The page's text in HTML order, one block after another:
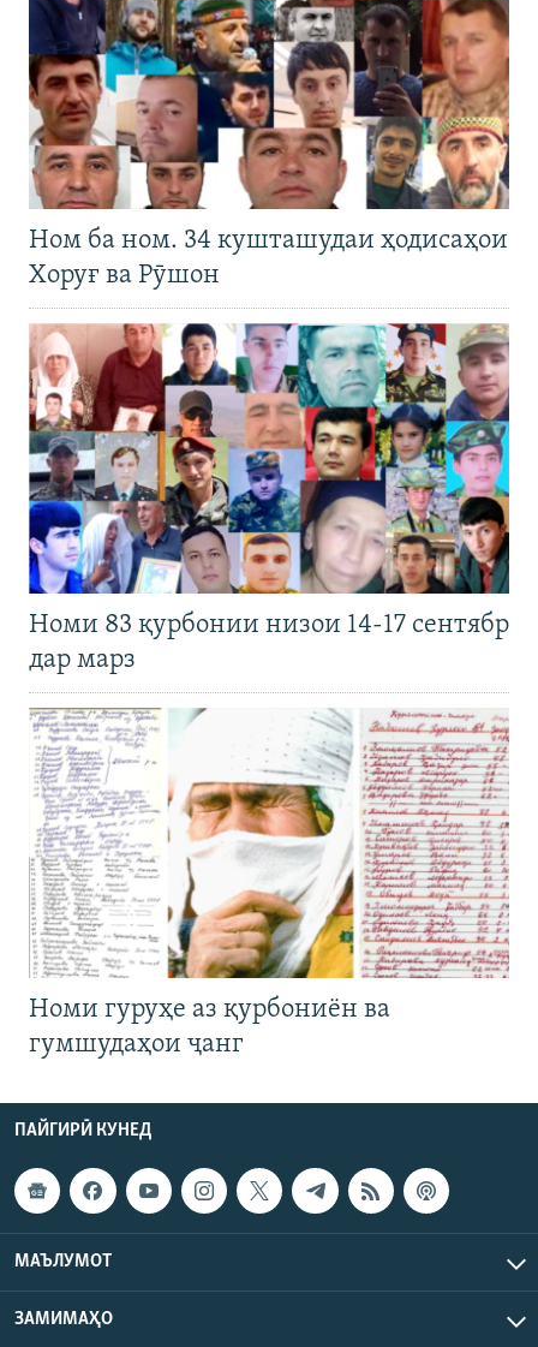
Ном ба ном. 34 кушташудаи ҳодисаҳои
Хоруғ ва Рӯшон
Номи 83 қурбонии низои 14-17 сентябр
дар марз
Номи гуруҳе аз қурбониён ва
гумшудаҳои ҷанг
ПАЙГИРӢ КУНЕД
МАЪЛУМОТ
ЗАМИМАҲО